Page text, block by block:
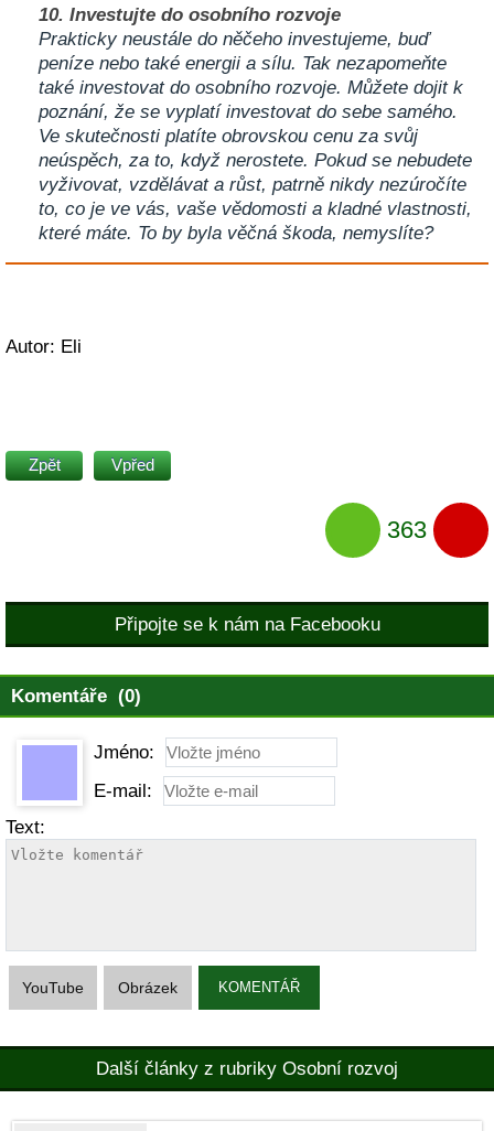
10. Investujte do osobního rozvoje
Prakticky neustále do něčeho investujeme, buď
peníze nebo také energii a sílu. Tak nezapomeňte
také investovat do osobního rozvoje. Můžete dojit k
poznání, že se vyplatí investovat do sebe samého.
Ve skutečnosti platíte obrovskou cenu za svůj
neúspěch, za to, když nerostete. Pokud se nebudete
vyživovat, vzdělávat a růst, patrně nikdy nezúročíte
to, co je ve vás, vaše vědomosti a kladné vlastnosti,
které máte. To by byla věčná škoda, nemyslíte?
Autor: Eli
Zpět Vpřed
363
Připojte se k nám na Facebooku
Komentáře (0)
Jméno:
E-mail:
Text:
YouTube Obrázek KOMENTÁŘ
Další články z rubriky Osobní rozvoj